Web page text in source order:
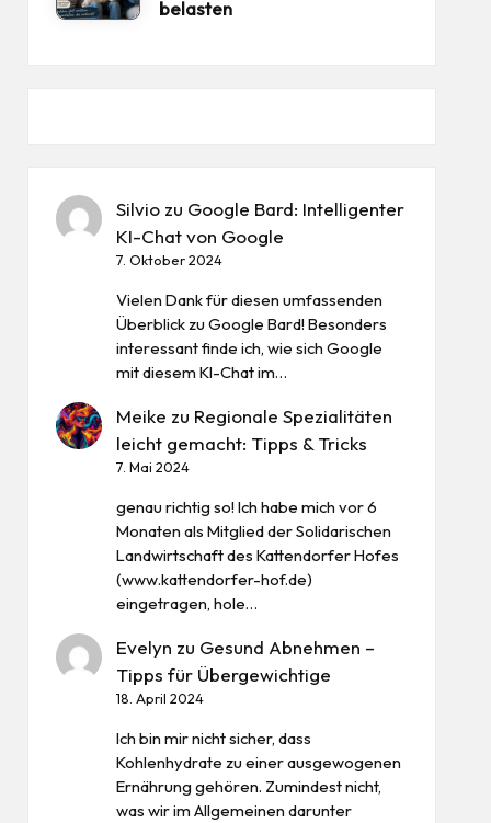
belasten
Silvio zu Google Bard: Intelligenter
KI-Chat von Google
7. Oktober 2024
Vielen Dank für diesen umfassenden
Überblick zu Google Bard! Besonders
interessant finde ich, wie sich Google
mit diesem KI-Chat im…
Meike zu Regionale Spezialitäten
leicht gemacht: Tipps & Tricks
7. Mai 2024
genau richtig so! Ich habe mich vor 6
Monaten als Mitglied der Solidarischen
Landwirtschaft des Kattendorfer Hofes
(www.kattendorfer-hof.de)
eingetragen, hole…
Evelyn zu Gesund Abnehmen –
Tipps für Übergewichtige
18. April 2024
Ich bin mir nicht sicher, dass
Kohlenhydrate zu einer ausgewogenen
Ernährung gehören. Zumindest nicht,
was wir im Allgemeinen darunter